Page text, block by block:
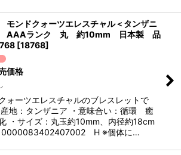
ンドクォーツエレスチャル＜タンザニ
AAAランク 丸 約10mm 日本製 品
[18768]
価格
ォーツエレスチャルのブレスレットで
地：タンザニア ・意味合い：循環 癒
・サイズ：丸玉約10mm、内径約18cm
H ※個体に…